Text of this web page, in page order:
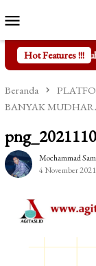
ke
kontenMobile
Hot Features !!!
Ruang Aman:
Beranda
BANYAK
Mochammad
4 November 2021